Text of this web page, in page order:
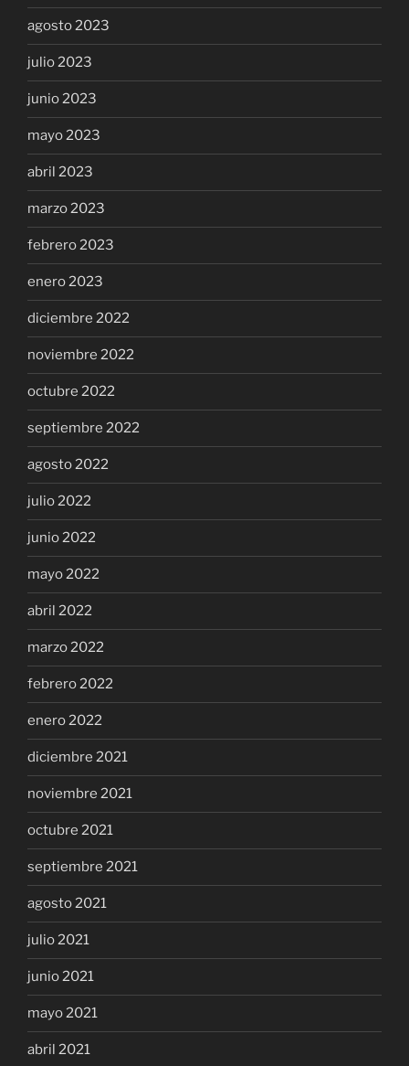
agosto 2023
julio 2023
junio 2023
mayo 2023
abril 2023
marzo 2023
febrero 2023
enero 2023
diciembre 2022
noviembre 2022
octubre 2022
septiembre 2022
agosto 2022
julio 2022
junio 2022
mayo 2022
abril 2022
marzo 2022
febrero 2022
enero 2022
diciembre 2021
noviembre 2021
octubre 2021
septiembre 2021
agosto 2021
julio 2021
junio 2021
mayo 2021
abril 2021